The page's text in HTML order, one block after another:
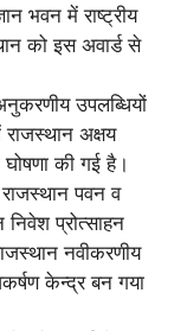
भवन में राष्ट्रीय
को इस अवार्ड से
उपलब्धियों
अक्षय
की गई है।
पवन व
निवेश प्रोत्साहन
नवीकरणीय
केन्द्र बन गया